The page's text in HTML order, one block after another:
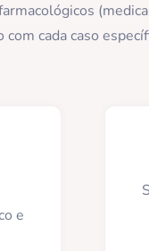
cada caso
e